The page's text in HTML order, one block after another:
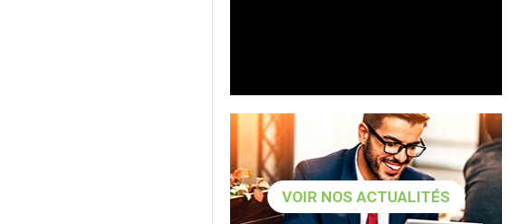
VOIR NOS ACTUALITÉS